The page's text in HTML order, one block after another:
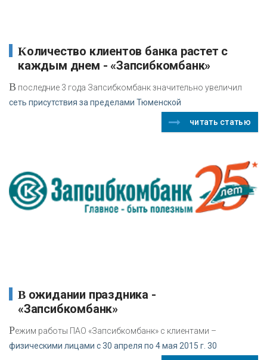
Количество клиентов банка растет с
каждым днем - «Запсибкомбанк»
В последние 3 года Запсибкомбанк значительно увеличил
сеть присутствия за пределами Тюменской
читать статью
В ожидании праздника -
«Запсибкомбанк»
Режим работы ПАО «Запсибкомбанк» с клиентами –
физическими лицами с 30 апреля по 4 мая 2015 г. 30